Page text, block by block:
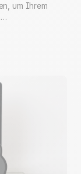
um Ihrem